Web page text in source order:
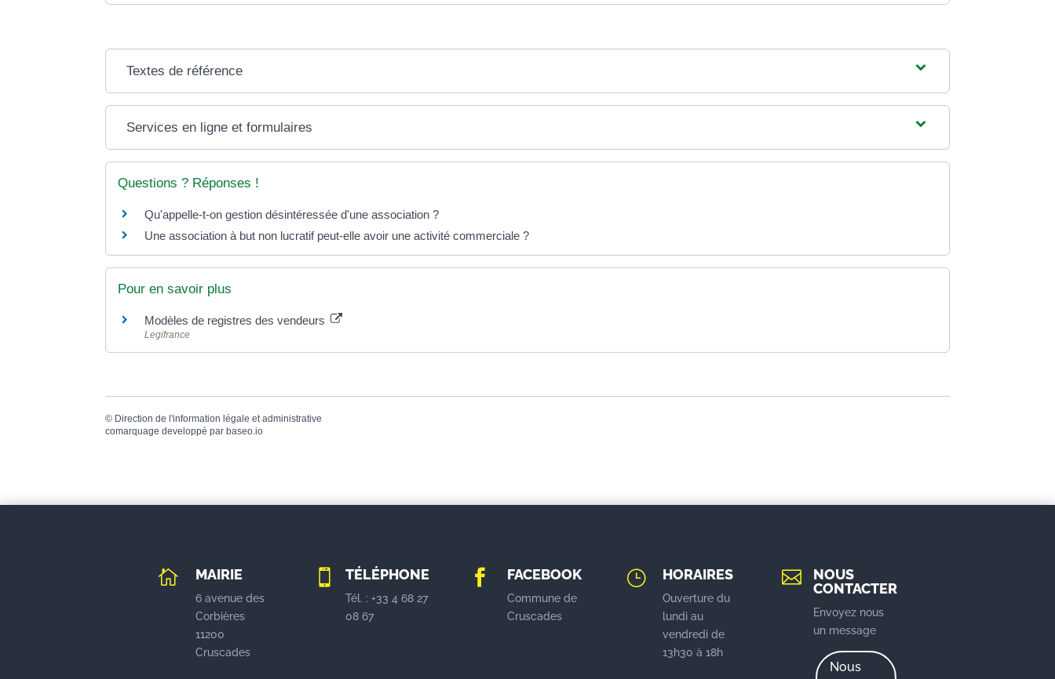
Textes de référence
Services en ligne et formulaires
Questions ? Réponses !
Qu'appelle-t-on gestion désintéressée d'une association ?
Une association à but non lucratif peut-elle avoir une activité commerciale ?
Pour en savoir plus
Modèles de registres des vendeurs
Legifrance
© Direction de l'information légale et administrative
comarquage developpé par baseo.io
 MAIRIE
6 avenue des
Corbières
11200
Cruscades
 TÉLÉPHONE
Tél. : +33 4 68 27
08 67
 FACEBOOK
Commune de
Cruscades
} HORAIRES
Ouverture du
lundi au
vendredi de
13h30 à 18h

NOUS
CONTACTER
Envoyez nous
un message
Nous